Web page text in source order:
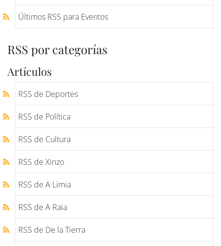
Últimos RSS para Eventos
RSS por categorías
Artículos
RSS de Deportes
RSS de Política
RSS de Cultura
RSS de Xinzo
RSS de A Limia
RSS de A Raia
RSS de De la Tierra